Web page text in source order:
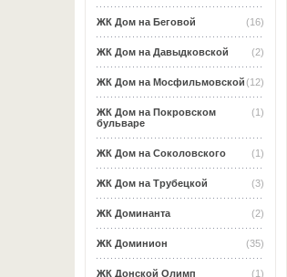
(16)
ЖК Дом на Беговой
(2)
ЖК Дом на Давыдковской
(12)
ЖК Дом на Мосфильмовской
(1)
ЖК Дом на Покровском
бульваре
(1)
ЖК Дом на Соколовского
(3)
ЖК Дом на Трубецкой
(2)
ЖК Доминанта
(35)
ЖК Доминион
(1)
ЖК Донской Олимп